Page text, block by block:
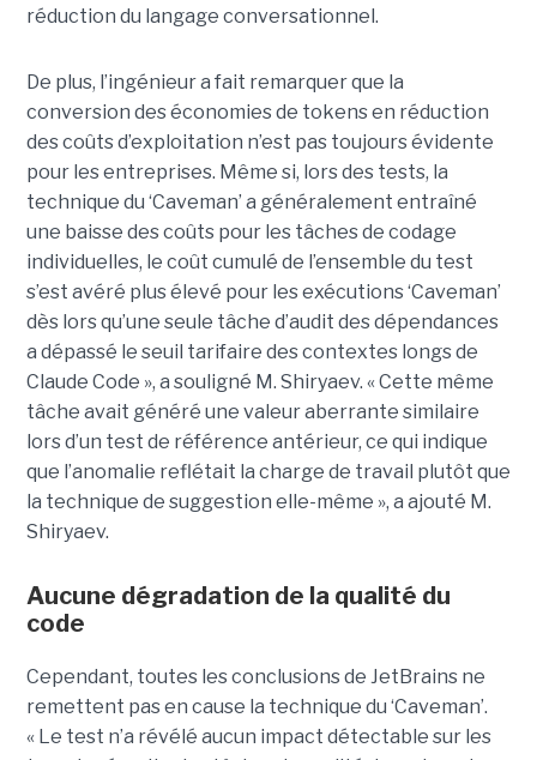
réduction du langage conversationnel.
De plus, l’ingénieur a fait remarquer que la
conversion des économies de tokens en réduction
des coûts d’exploitation n’est pas toujours évidente
pour les entreprises. Même si, lors des tests, la
technique du ‘Caveman’ a généralement entraîné
une baisse des coûts pour les tâches de codage
individuelles, le coût cumulé de l’ensemble du test
s’est avéré plus élevé pour les exécutions ‘Caveman’
dès lors qu’une seule tâche d’audit des dépendances
a dépassé le seuil tarifaire des contextes longs de
Claude Code », a souligné M. Shiryaev. « Cette même
tâche avait généré une valeur aberrante similaire
lors d’un test de référence antérieur, ce qui indique
que l’anomalie reflétait la charge de travail plutôt que
la technique de suggestion elle-même », a ajouté M.
Shiryaev.
Aucune dégradation de la qualité du
code
Cependant, toutes les conclusions de JetBrains ne
remettent pas en cause la technique du ‘Caveman’.
« Le test n’a révélé aucun impact détectable sur les